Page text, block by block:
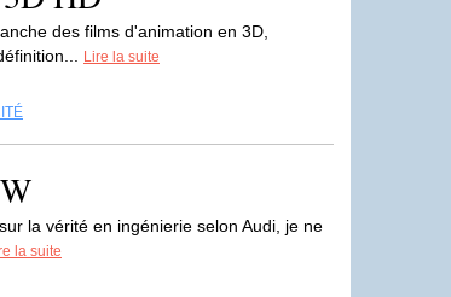
des films d'animation en 3D,
Lire la suite
la vérité en ingénierie selon Audi, je ne
la suite